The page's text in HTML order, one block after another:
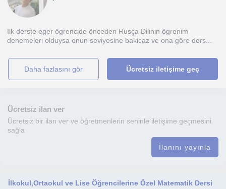
Ilk derste eger ögrencide önceden Rusça Dilinin ögrenim
denemeleri olduysa onun seviyesine bakicaz ve ona göre ders...
daha fazlasını gör Ücretsiz iletişime geç
Ücretsiz ilan ver
Ücretsiz bir ilan ver ve öğretmenlerin seninle iletişime geçmesini
sağla
İlanını yayınla
İlkokul,Ortaokul ve Lise Öğrencilerine Özel Matematik Dersi